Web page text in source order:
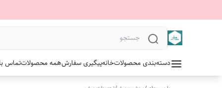
دسته‌بندی محصولاتخانهپیگیری سفارشهمه محصولاتتماس